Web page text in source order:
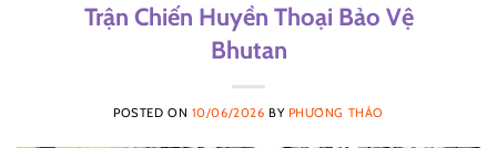
Trận Chiến Huyền Thoại Bảo Vệ
Bhutan
POSTED ON 10/06/2026 BY PHƯƠNG THẢO